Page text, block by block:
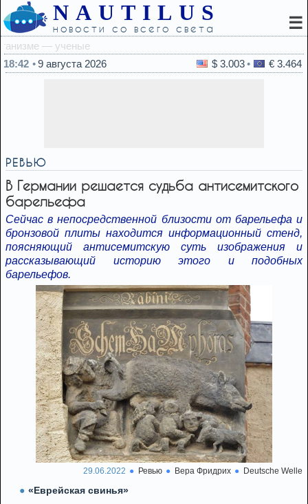
NAUTILUS
новости со всего света ☰
18:42
9 августа 2026 $ 3.003 € 3.464
РЕВЬЮ
В Германии решается судьба антисемитского
барельефа
Сейчас в непосредственной близости от барельефа и
бронзовой плиты находится информационный стенд,
поясняющий антисемитскую суть изображения и
рассказывающий историю этого и подобных
барельефов.
29.06.2022 Ревью Вера Фридрих Deutsche Welle
«Еврейская свинья»